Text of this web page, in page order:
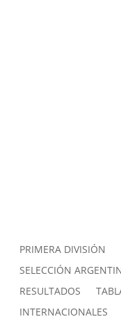
PRIMERA DIVISIÓN
SELECCIÓN
RESULTADOS
INTERNACIONALES